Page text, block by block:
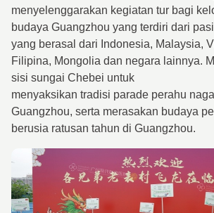
menyelenggarakan kegiatan tur bagi
budaya Guangzhou yang terdiri dari
yang berasal dari Indonesia, Malaysia,
Filipina, Mongolia dan negara lainnya.
sisi sungai Chebei untuk
menyaksikan tradisi parade perahu naga
Guangzhou, serta merasakan budaya
berusia ratusan tahun di Guangzhou.